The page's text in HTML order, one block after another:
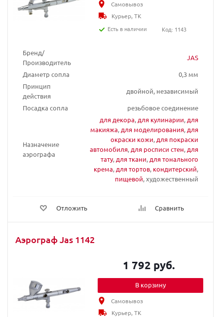
Бренд/
Производитель
JAS
Диаметр сопла
0,3 мм
Принцип
действия
двойной, независимый
Посадка сопла
резьбовое соединение
Назначение
аэрографа
для декора, для кулинарии, для
макияжа, для моделирования, для
окраски кожи, для покраски
автомобиля, для росписи стен, для
тату, для ткани, для тонального
крема, для тортов, кондитерский,
пищевой, художественный
Отложить Сравнить
Самовывоз
Курьер, ТК
Есть в наличии
Код: 1143
Аэрограф Jas 1142
1 792 руб.
В корзину
Самовывоз
Курьер, ТК